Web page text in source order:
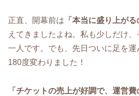
正直、開幕前は 「本当に盛り上がる
えてきましたよね。私も少しだけ
一人です。でも、先日ついに足を
180度変わりました！
「チケットの売上が好調で、運営費